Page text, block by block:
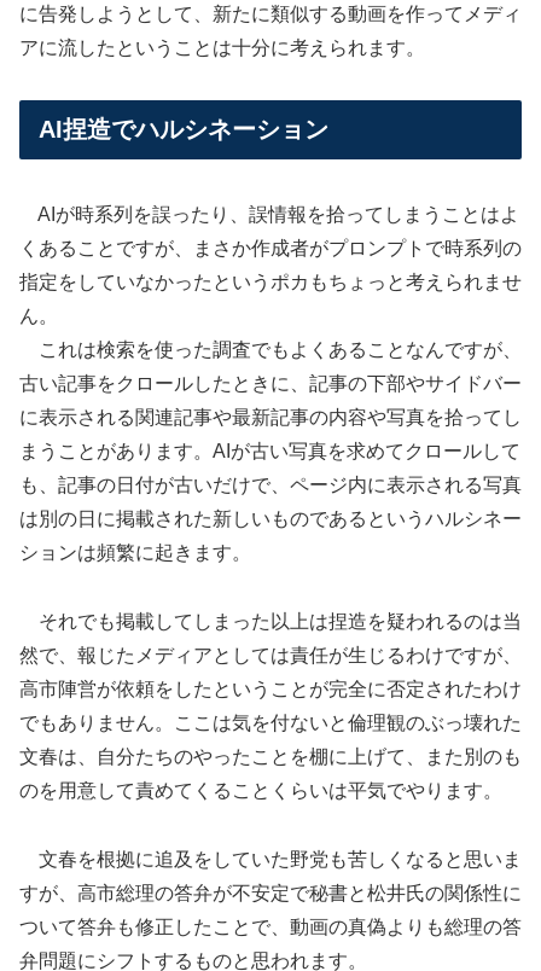
に告発しようとして、新たに類似する動画を作ってメディ
アに流したということは十分に考えられます。
AI捏造でハルシネーション
AIが時系列を誤ったり、誤情報を拾ってしまうことはよ
くあることですが、まさか作成者がプロンプトで時系列の
指定をしていなかったというポカもちょっと考えられませ
ん。
これは検索を使った調査でもよくあることなんですが、
古い記事をクロールしたときに、記事の下部やサイドバー
に表示される関連記事や最新記事の内容や写真を拾ってし
まうことがあります。AIが古い写真を求めてクロールして
も、記事の日付が古いだけで、ページ内に表示される写真
は別の日に掲載された新しいものであるというハルシネー
ションは頻繁に起きます。
それでも掲載してしまった以上は捏造を疑われるのは当
然で、報じたメディアとしては責任が生じるわけですが、
高市陣営が依頼をしたということが完全に否定されたわけ
でもありません。ここは気を付ないと倫理観のぶっ壊れた
文春は、自分たちのやったことを棚に上げて、また別のも
のを用意して責めてくることくらいは平気でやります。
文春を根拠に追及をしていた野党も苦しくなると思いま
すが、高市総理の答弁が不安定で秘書と松井氏の関係性に
ついて答弁も修正したことで、動画の真偽よりも総理の答
弁問題にシフトするものと思われます。